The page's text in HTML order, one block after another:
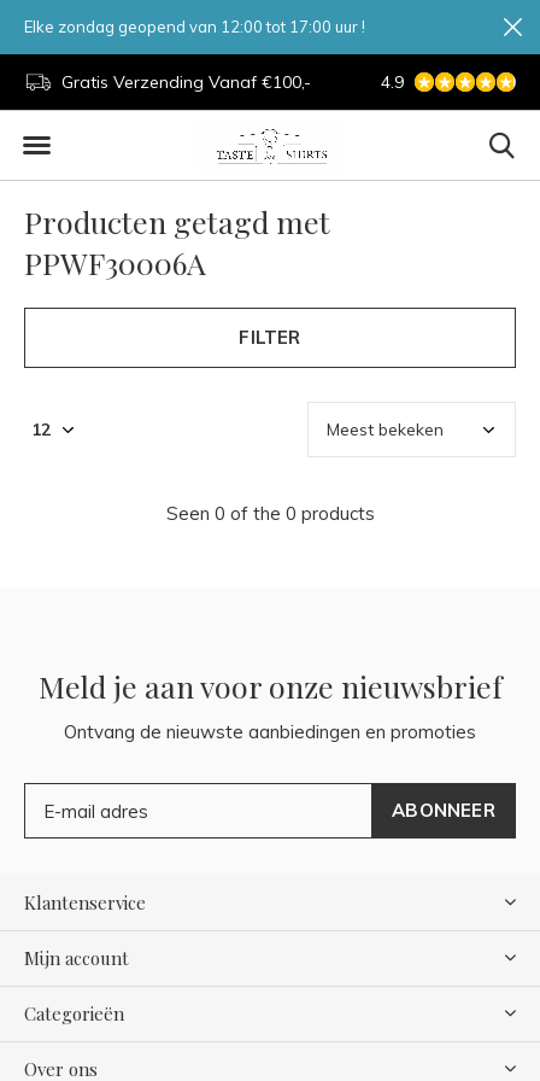
Gratis Verzending Vanaf €100,- 7 Dagen Per
4.9
Elke zondag geopend van 12:00 tot 17:00 uur !
Producten getagd met
PPWF30006A
FILTER
Seen 0 of the 0 products
Meld je aan voor onze nieuwsbrief
Ontvang de nieuwste aanbiedingen en promoties
ABONNEER
Klantenservice
Mijn account
Categorieën
Over ons